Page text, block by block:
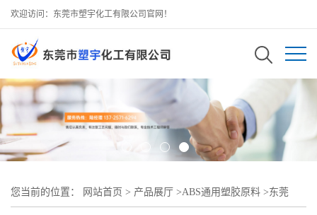
欢迎访问：东莞市塑宇化工有限公司官网！
您当前的位置： 网站首页 > 产品展厅 >ABS通用塑胶原料 >东莞